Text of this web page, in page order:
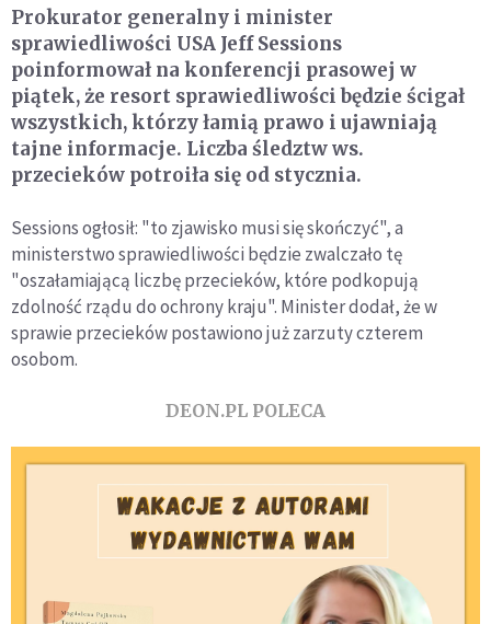
Prokurator generalny i minister
sprawiedliwości USA Jeff Sessions
poinformował na konferencji prasowej w
piątek, że resort sprawiedliwości będzie ścigał
wszystkich, którzy łamią prawo i ujawniają
tajne informacje. Liczba śledztw ws.
przecieków potroiła się od stycznia.
Sessions ogłosił: "to zjawisko musi się skończyć", a
ministerstwo sprawiedliwości będzie zwalczało tę
"oszałamiającą liczbę przecieków, które podkopują
zdolność rządu do ochrony kraju". Minister dodał, że w
sprawie przecieków postawiono już zarzuty czterem
osobom.
DEON.PL POLECA